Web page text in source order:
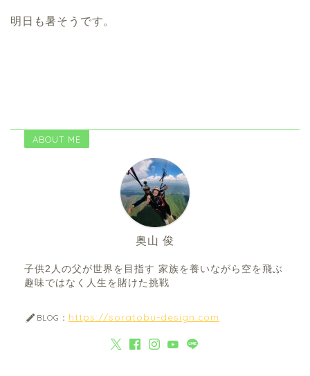
明日も暑そうです。
ABOUT ME
奥山 俊
子供2人の父が世界を目指す 家族を養いながら空を飛ぶ
趣味ではなく人生を賭けた挑戦
BLOG： https://soratobu-design.com